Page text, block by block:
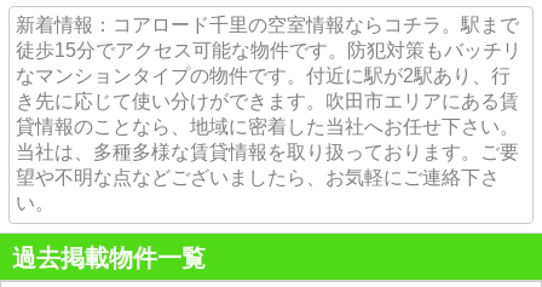
新着情報：コアロード千里の空室情報ならコチラ。駅まで
徒歩15分でアクセス可能な物件です。防犯対策もバッチリ
なマンションタイプの物件です。付近に駅が2駅あり、行
き先に応じて使い分けができます。吹田市エリアにある賃
貸情報のことなら、地域に密着した当社へお任せ下さい。
当社は、多種多様な賃貸情報を取り扱っております。ご要
望や不明な点などございましたら、お気軽にご連絡下さ
い。
過去掲載物件一覧